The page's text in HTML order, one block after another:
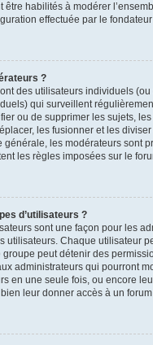
être habilités à modérer
effectuée par le
?
des utilisateurs individuels
qui surveillent
ou de supprimer les sujets,
les fusionner et les diviser
générale, les modérateurs sont
les règles imposées sur le
d’utilisateurs ?
sont une façon pour les
utilisateurs. Chaque utilisateur
peut détenir des
administrateurs qui pourront
en une seule fois, ou encore
leur donner accès à un